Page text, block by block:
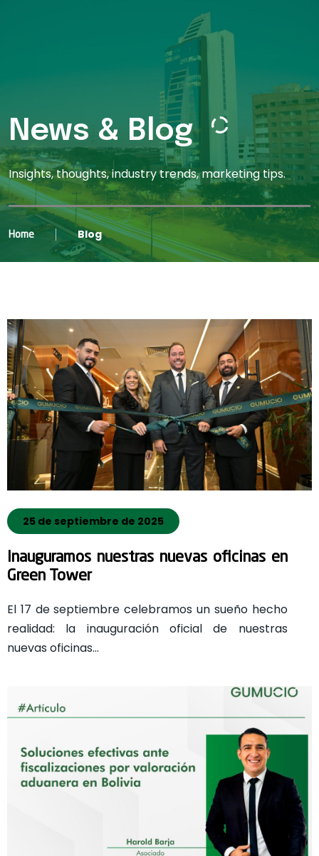
News & Blog
Insights, thoughts, industry trends, marketing tips.
Home Blog
25 de septiembre de 2025
Inauguramos nuestras nuevas oficinas en
Green Tower
El 17 de septiembre celebramos un sueño hecho
realidad: la inauguración oficial de nuestras
nuevas oficinas…